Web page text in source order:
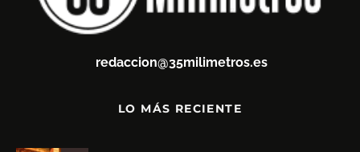
redaccion@35milimetros.es
LO MÁS RECIENTE